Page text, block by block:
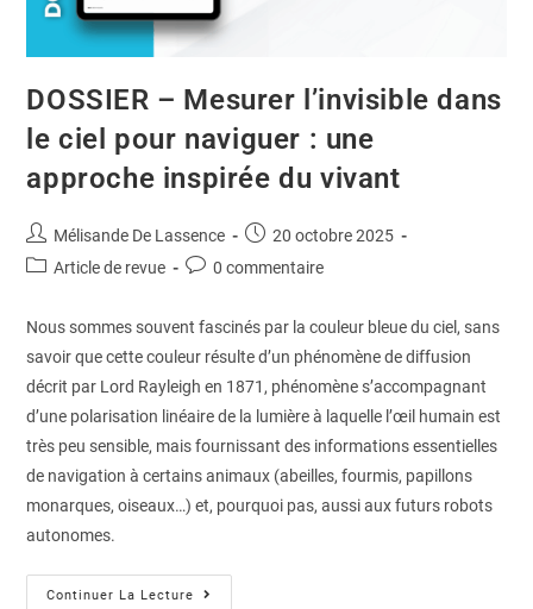
DOSSIER – Mesurer l’invisible dans
le ciel pour naviguer : une
approche inspirée du vivant
Mélisande De Lassence
20 octobre 2025
Article de revue
0 commentaire
Nous sommes souvent fascinés par la couleur bleue du ciel, sans
savoir que cette couleur résulte d’un phénomène de diffusion
décrit par Lord Rayleigh en 1871, phénomène s’accompagnant
d’une polarisation linéaire de la lumière à laquelle l’œil humain est
très peu sensible, mais fournissant des informations essentielles
de navigation à certains animaux (abeilles, fourmis, papillons
monarques, oiseaux…) et, pourquoi pas, aussi aux futurs robots
autonomes.
Continuer La Lecture